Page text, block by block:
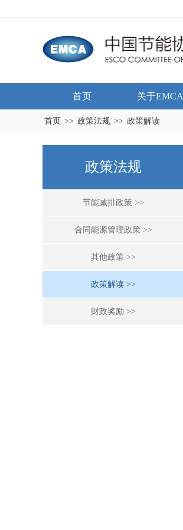
首页 关于EMCA
首页 >> 政策法规 >> 政策解读
政策法规
节能减排政策 >>
合同能源管理政策 >>
其他政策 >>
政策解读 >>
财政奖励 >>